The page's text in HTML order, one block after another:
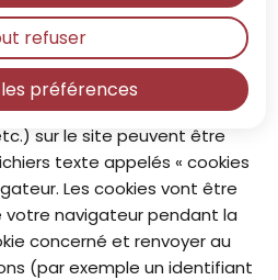
préférences
refuser
finalités
site, des informations
de votre terminal (ordinateur,
sur le site peuvent être
texte appelés « cookies
Les cookies vont être
votre navigateur pendant la
concerné et renvoyer au
(par exemple un identifiant